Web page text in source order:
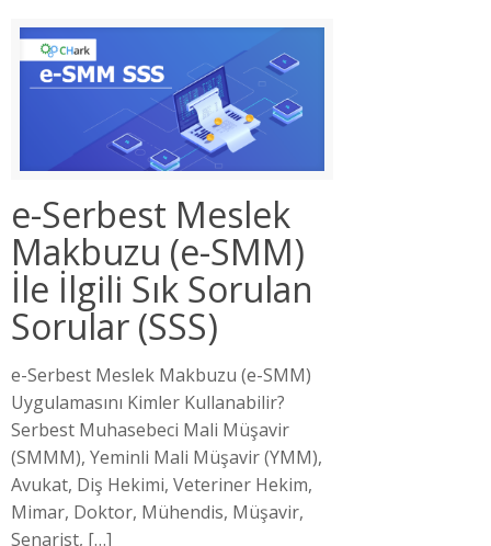
e-Serbest Meslek
Makbuzu (e-SMM)
İle İlgili Sık Sorulan
Sorular (SSS)
e-Serbest Meslek Makbuzu (e-SMM)
Uygulamasını Kimler Kullanabilir?
Serbest Muhasebeci Mali Müşavir
(SMMM), Yeminli Mali Müşavir (YMM),
Avukat, Diş Hekimi, Veteriner Hekim,
Mimar, Doktor, Mühendis, Müşavir,
Senarist, […]